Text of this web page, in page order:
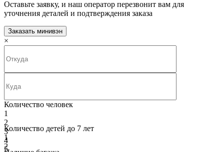
Оставьте заявку, и наш оператор перезвонит вам для
уточнения деталей и подтверждения заказа
Заказать минивэн
×
Количество человек
1
2
3
4
5
Количество детей до 7 лет
1
2